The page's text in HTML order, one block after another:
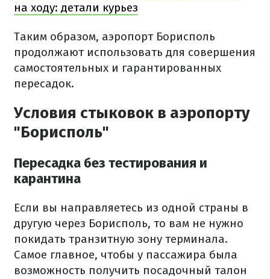
на ходу: детали курьез
Таким образом, аэропорт Борисполь
продолжают использовать для совершения
самостоятельных и гарантированных
пересадок.
Условия стыковок в аэропорту
"Борисполь"
Пересадка без тестирования и
карантина
Если вы направляетесь из одной страны в
другую через Борисполь, то вам не нужно
покидать транзитную зону терминала.
Самое главное, чтобы у пассажира была
возможность получить посадочный талон